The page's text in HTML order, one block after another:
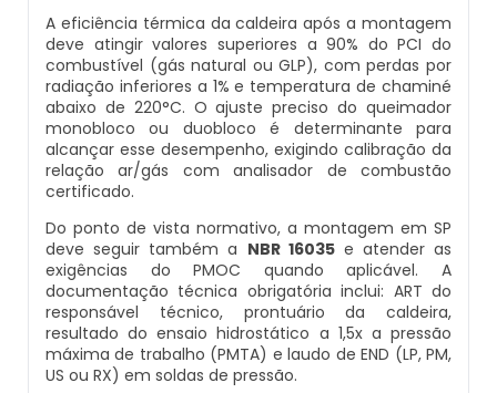
Caldeiraria De Fabricação E Montagem
Industrial
Caldeiraria E Montagem Industrial
Caldeiraria Industrial
Caldeiraria Pesada
Caldeiras De Recuperação De Calor Sensivel
Caldeiras E Aquecedores
Inspeção De Segurança De Caldeiras
Inspeção De Segurança Em Caldeiras
Inspeção De Segurança Em Caldeiras E
Inspeção De Segurança Em Vasos De
Pressão
Inspeção Dimensional De Caldeiraria
Manutenção De Caldeiras E Aquecedores
Manutenção De Caldeiras Em Sp
Manutenção De Caldeiras Industriais
Manutenção Em Caldeiras De Alta Pressão
Manutenção Preventiva Caldeiras
Montagem Caldeiras
Montagem De Caldeiras
Caldeira Geradora De Vapor A Lenha
Caldeira Locomotiva A Vapor
Caldeira Usada A Venda
Caldeira Vapor A Lenha
Compra E Venda De Caldeiras Usadas
Comprar Caldeira A Vapor
Comprar Caldeira De Vapor
Cotação De Caldeira A Gás
Distribuidor De Caldeira A Gás
Empresa De Caldeira A Gás
Empresa De Manutenção De Caldeira A Gás
Fornecedor De Caldeira A Gás
Manutenção De Caldeira A Gás
Onde Comprar Caldeira A Gás
A eficiência térmica da caldeira após a montagem
deve atingir valores superiores a 90% do PCI do
combustível (gás natural ou GLP), com perdas por
radiação inferiores a 1% e temperatura de chaminé
abaixo de 220°C. O ajuste preciso do queimador
monobloco ou duobloco é determinante para
alcançar esse desempenho, exigindo calibração da
relação ar/gás com analisador de combustão
certificado.
Do ponto de vista normativo, a montagem em SP
deve seguir também a NBR 16035e atender as
exigências do PMOC quando aplicável. A
documentação técnica obrigatória inclui: ART do
responsável técnico, prontuário da caldeira,
resultado do ensaio hidrostático a 1,5x a pressão
máxima de trabalho (PMTA) e laudo de END (LP, PM,
US ou RX) em soldas de pressão.